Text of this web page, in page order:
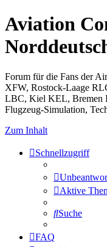
Aviation
Forum für die Fans der
XFW, Rostock-Laage
LBC, Kiel KEL, Bremen
Flugzeug-Simulation,
Zum Inhalt
Schnellzugriff
Aktive
Suche
FAQ